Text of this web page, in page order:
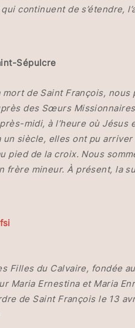
continuent de s’étendre,
Sépulcre
de Saint François,
des Sœurs
midi, à l’heure où
siècle, elles ont pu
pied de la croix. Nous
frère mineur. À présent, la
Filles du Calvaire, fondée
Maria Ernestina et Maria
de Saint François le 13